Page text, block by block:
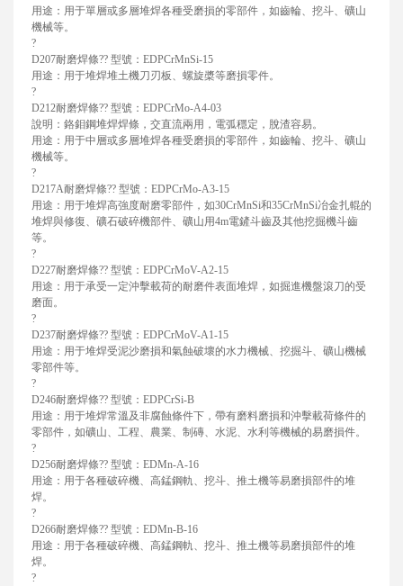
用途：用于單層或多層堆焊各種受磨損的零部件，如齒輪、挖斗、礦山
機械等。
?
D207耐磨焊條?? 型號：EDPCrMnSi-15
用途：用于堆焊堆土機刀刃板、螺旋槳等磨損零件。
?
D212耐磨焊條?? 型號：EDPCrMo-A4-03
說明：鉻鉬鋼堆焊焊條，交直流兩用，電弧穩定，脫渣容易。
用途：用于中層或多層堆焊各種受磨損的零部件，如齒輪、挖斗、礦山
機械等。
?
D217A耐磨焊條?? 型號：EDPCrMo-A3-15
用途：用于堆焊高強度耐磨零部件，如30CrMnSi和35CrMnSi冶金扎輥的
堆焊與修復、礦石破碎機部件、礦山用4m電鏟斗齒及其他挖掘機斗齒
等。
?
D227耐磨焊條?? 型號：EDPCrMoV-A2-15
用途：用于承受一定沖擊載荷的耐磨件表面堆焊，如掘進機盤滾刀的受
磨面。
?
D237耐磨焊條?? 型號：EDPCrMoV-A1-15
用途：用于堆焊受泥沙磨損和氣蝕破壞的水力機械、挖掘斗、礦山機械
零部件等。
?
D246耐磨焊條?? 型號：EDPCrSi-B
用途：用于堆焊常溫及非腐蝕條件下，帶有磨料磨損和沖擊載荷條件的
零部件，如礦山、工程、農業、制磚、水泥、水利等機械的易磨損件。
?
D256耐磨焊條?? 型號：EDMn-A-16
用途：用于各種破碎機、高錳鋼軌、挖斗、推土機等易磨損部件的堆
焊。
?
D266耐磨焊條?? 型號：EDMn-B-16
用途：用于各種破碎機、高錳鋼軌、挖斗、推土機等易磨損部件的堆
焊。
?